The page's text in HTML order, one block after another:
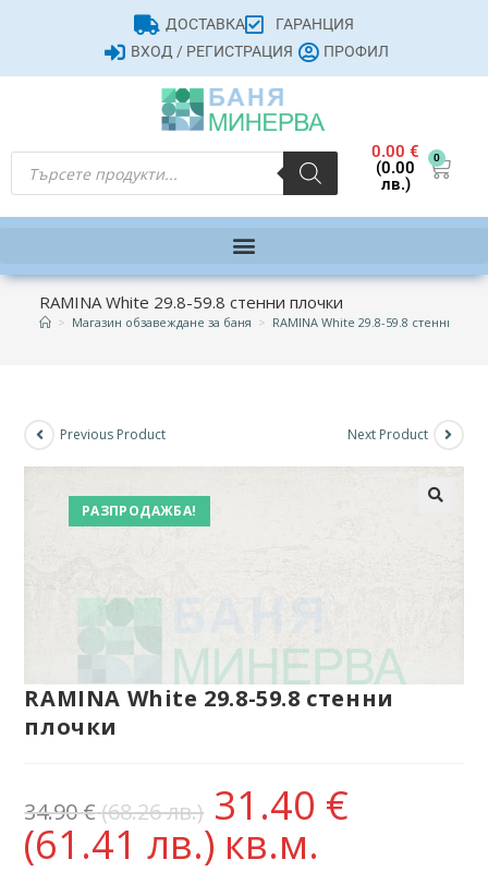
ДОСТАВКА
ГАРАНЦИЯ
ВХОД / РЕГИСТРАЦИЯ
ПРОФИЛ
0.00€
(0.00
лв.)
0
RAMINA White 29.8-59.8 стенни плочки
> Магазин обзавеждане за баня > RAMINA White 29.8-59.8 стенни
РАЗПРОДАЖБА!
Previous Product Next Product
RAMINA White 29.8-59.8 стенни
плочки
34.90€(68.26 лв.) 31.40 €
(61.41 лв.) кв.м.